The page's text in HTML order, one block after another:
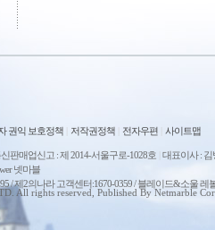
권익 보호정책 저작권정책 전자우편 사이트맵
판매업신고 : 제 2014-서울구로-1028호 대표이사 : 김
넷마블
/ 제2의나라 고객센터:1670-0359 / 블레이드&소울
All rights reserved, Published By Netmarble